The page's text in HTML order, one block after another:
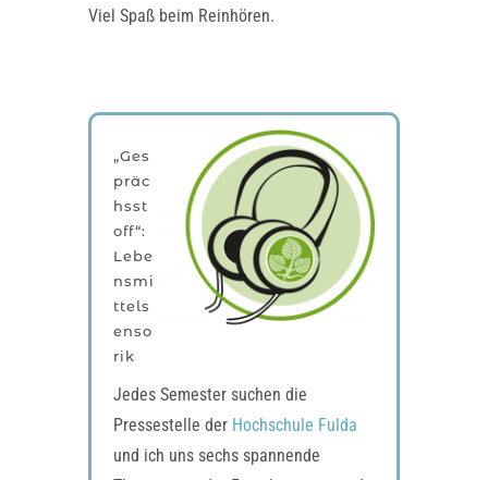
Viel Spaß beim Reinhören.
„Ges
präc
hsst
off“:
Lebe
nsmi
ttels
enso
rik
Jedes Semester suchen die
Pressestelle der Hochschule Fulda
und ich uns sechs spannende